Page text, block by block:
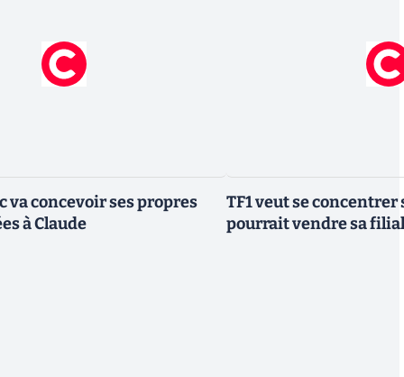
va concevoir ses propres
à Claude
TF1 veut se
pourrait vendre sa